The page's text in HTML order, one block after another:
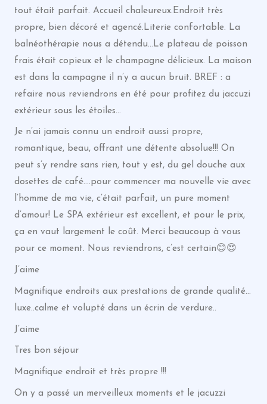
tout était parfait. Accueil chaleureux.Endroit très
propre, bien décoré et agencé.Literie confortable. La
balnéothérapie nous a détendu…Le plateau de poisson
frais était copieux et le champagne délicieux. La maison
est dans la campagne il n’y a aucun bruit. BREF : a
refaire nous reviendrons en été pour profitez du jaccuzi
extérieur sous les étoiles…
Je n’ai jamais connu un endroit aussi propre,
romantique, beau, offrant une détente absolue!!! On
peut s’y rendre sans rien, tout y est, du gel douche aux
dosettes de café….pour commencer ma nouvelle vie avec
l’homme de ma vie, c’était parfait, un pure moment
d’amour! Le SPA extérieur est excellent, et pour le prix,
ça en vaut largement le coût. Merci beaucoup à vous
pour ce moment. Nous reviendrons, c’est certain😊😍
J’aime
Magnifique endroits aux prestations de grande qualité…
luxe..calme et volupté dans un écrin de verdure..
J’aime
Tres bon séjour
Magnifique endroit et très propre !!!
On y a passé un merveilleux moments et le jacuzzi